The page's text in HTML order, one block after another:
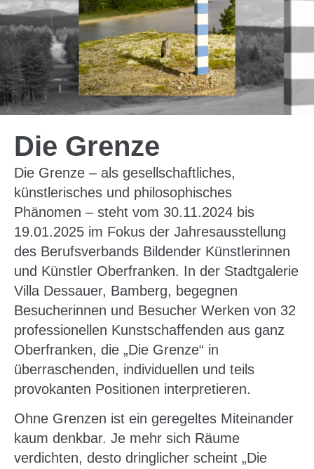
Die Grenze
Die Grenze – als gesellschaftliches,
künstlerisches und philosophisches
Phänomen – steht vom 30.11.2024 bis
19.01.2025 im Fokus der Jahresausstellung
des Berufsverbands Bildender Künstlerinnen
und Künstler Oberfranken. In der Stadtgalerie
Villa Dessauer, Bamberg, begegnen
Besucherinnen und Besucher Werken von 32
professionellen Kunstschaffenden aus ganz
Oberfranken, die „Die Grenze“ in
überraschenden, individuellen und teils
provokanten Positionen interpretieren.
Ohne Grenzen ist ein geregeltes Miteinander
kaum denkbar. Je mehr sich Räume
verdichten, desto dringlicher scheint „Die